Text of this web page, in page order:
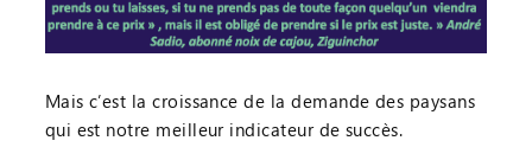
Mais c’est la croissance de la demande des paysans
qui est notre meilleur indicateur de succès.